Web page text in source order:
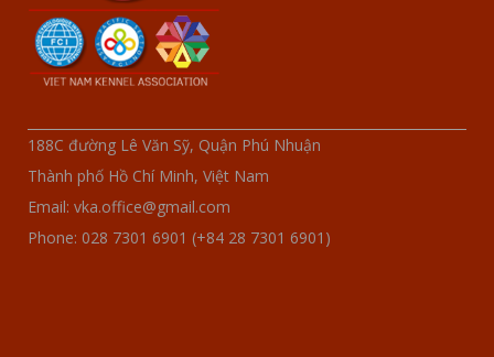
188C đường Lê Văn Sỹ, Quận Phú Nhuận
Thành phố Hồ Chí Minh, Việt Nam
Email: vka.office@gmail.com
Phone: 028 7301 6901 (+84 28 7301 6901)